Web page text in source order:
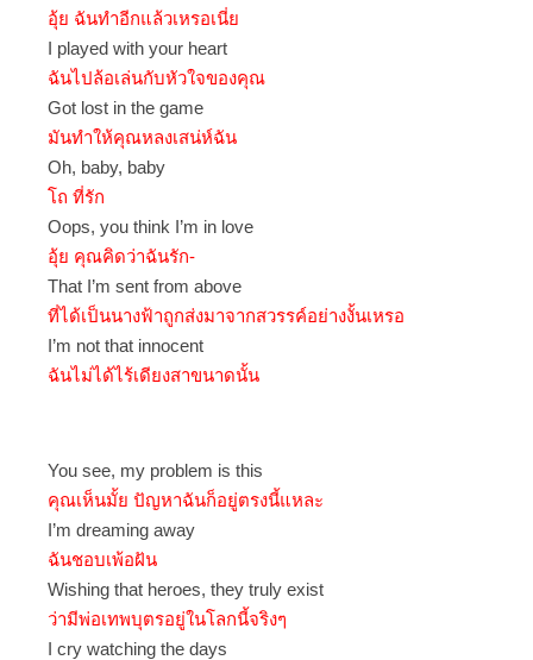
อุ้ย ฉันทำอีกแล้วเหรอเนี่ย
I played with your heart
ฉันไปล้อเล่นกับหัวใจของคุณ
Got lost in the game
มันทำให้คุณหลงเสน่ห์ฉัน
Oh, baby, baby
โถ ที่รัก
Oops, you think I’m in love
อุ้ย คุณคิดว่าฉันรัก-
That I’m sent from above
ที่ได้เป็นนางฟ้าถูกส่งมาจากสวรรค์อย่างงั้นเหรอ
I’m not that innocent
ฉันไม่ได้ไร้เดียงสาขนาดนั้น
You see, my problem is this
คุณเห็นมั้ย ปัญหาฉันก็อยู่ตรงนี้แหละ
I’m dreaming away
ฉันชอบเพ้อฝัน
Wishing that heroes, they truly exist
ว่ามีพ่อเทพบุตรอยู่ในโลกนี้จริงๆ
I cry watching the days